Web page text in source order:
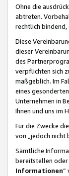
Ohne die
abtreten.
rechtlich
Diese
dieser
des
verpflichten sich
maßgeblich. Im
eines
Unternehmen in
Ihnen und uns im
Für die Zwecke
von „jedoch nicht
Sämtliche
bereitstellen oder
Informationen“